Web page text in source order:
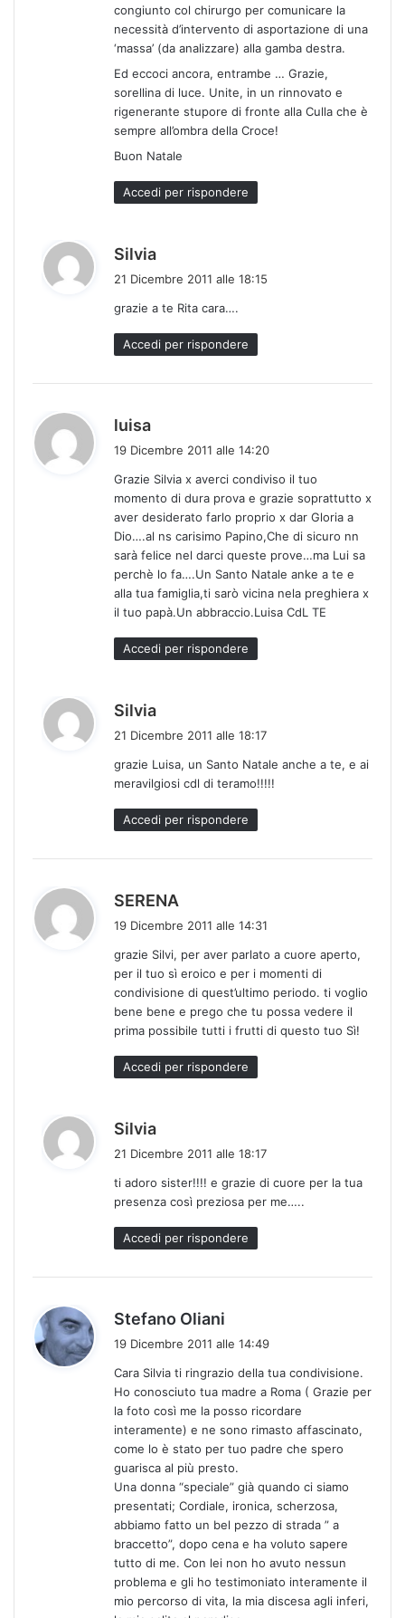
congiunto col chirurgo per comunicare la
necessità d’intervento di asportazione di una
‘massa’ (da analizzare) alla gamba destra.
Ed eccoci ancora, entrambe … Grazie,
sorellina di luce. Unite, in un rinnovato e
rigenerante stupore di fronte alla Culla che è
sempre all’ombra della Croce!
Buon Natale
Accedi per rispondere
Silvia
e
t
t
21 Dicembre 2011 alle 18:15
grazie a te Rita cara….
Accedi per rispondere
luisa
e
t
t
19 Dicembre 2011 alle 14:20
Grazie Silvia x averci condiviso il tuo
momento di dura prova e grazie soprattutto x
aver desiderato farlo proprio x dar Gloria a
Dio….al ns carisimo Papino,Che di sicuro nn
sarà felice nel darci queste prove…ma Lui sa
perchè lo fa….Un Santo Natale anke a te e
alla tua famiglia,ti sarò vicina nela preghiera x
il tuo papà.Un abbraccio.Luisa CdL TE
Accedi per rispondere
Silvia
e
t
t
o
21 Dicembre 2011 alle 18:17
grazie Luisa, un Santo Natale anche a te, e ai
meravilgiosi cdl di teramo!!!!!
Accedi per rispondere
SERENA
e
t
t
19 Dicembre 2011 alle 14:31
grazie Silvi, per aver parlato a cuore aperto,
per il tuo sì eroico e per i momenti di
condivisione di quest’ultimo periodo. ti voglio
bene bene e prego che tu possa vedere il
prima possibile tutti i frutti di questo tuo Sì!
Accedi per rispondere
Silvia
e
t
t
o
21 Dicembre 2011 alle 18:17
ti adoro sister!!!! e grazie di cuore per la tua
presenza così preziosa per me…..
Accedi per rispondere
Stefano Oliani
e
t
t
19 Dicembre 2011 alle 14:49
Cara Silvia ti ringrazio della tua condivisione.
Ho conosciuto tua madre a Roma ( Grazie per
la foto così me la posso ricordare
interamente) e ne sono rimasto affascinato,
come lo è stato per tuo padre che spero
guarisca al più presto.
Una donna “speciale” già quando ci siamo
presentati; Cordiale, ironica, scherzosa,
abbiamo fatto un bel pezzo di strada ” a
braccetto”, dopo cena e ha voluto sapere
tutto di me. Con lei non ho avuto nessun
problema e gli ho testimoniato interamente il
mio percorso di vita, la mia discesa agli inferi,